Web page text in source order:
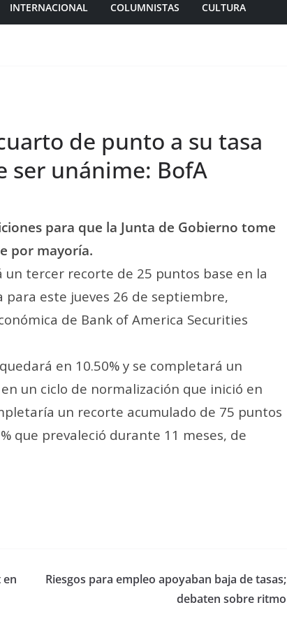
INTERNACIONAL COLUMNISTAS CULTURA
de punto a su tasa
ser unánime: BofA
para que la Junta de Gobierno tome
por mayoría.
un tercer recorte de 25 puntos base en la
este jueves 26 de septiembre,
de Bank of America Securities
en 10.50% y se completará un
un ciclo de normalización que inició en
un recorte acumulado de 75 puntos
que prevaleció durante 11 meses, de
en
Riesgos para empleo apoyaban baja de tasas;
debaten sobre ritmo